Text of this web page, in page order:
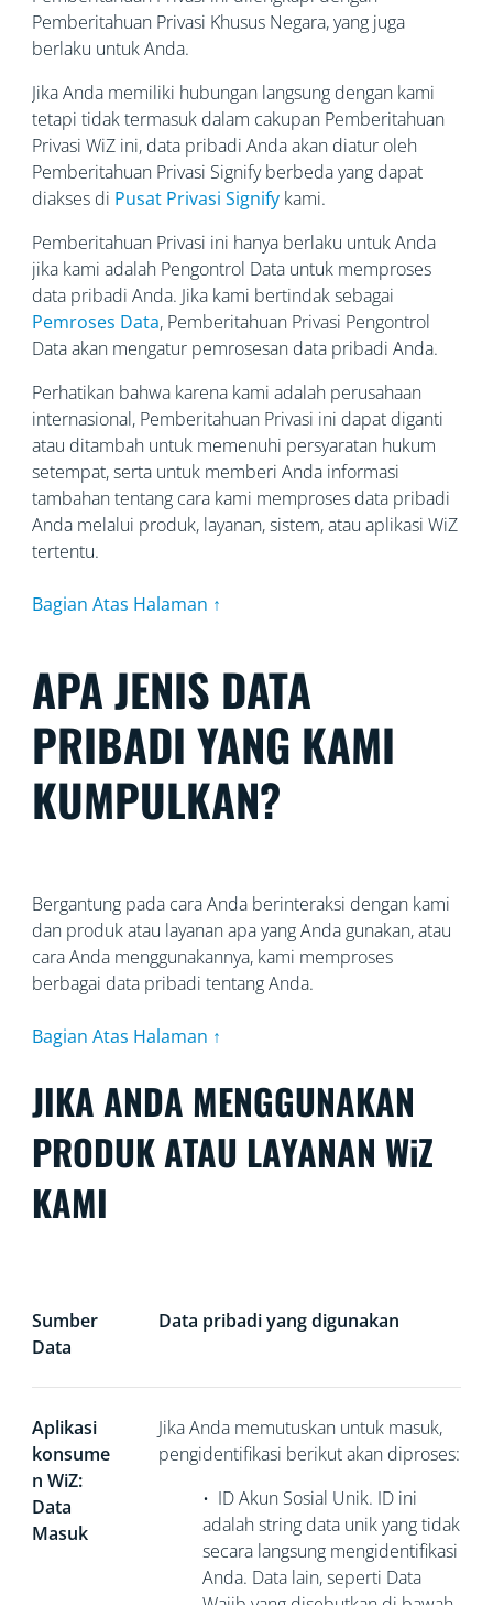
Pemberitahuan Privasi Khusus Negara, yang juga
berlaku untuk Anda.
Jika Anda memiliki hubungan langsung dengan kami
tetapi tidak termasuk dalam cakupan Pemberitahuan
Privasi WiZ ini, data pribadi Anda akan diatur oleh
Pemberitahuan Privasi Signify berbeda yang dapat
diakses di Pusat Privasi Signifykami.
Pemberitahuan Privasi ini hanya berlaku untuk Anda
jika kami adalah Pengontrol Data untuk memproses
data pribadi Anda. Jika kami bertindak sebagai
Pemroses Data, Pemberitahuan Privasi Pengontrol
Data akan mengatur pemrosesan data pribadi Anda.
Perhatikan bahwa karena kami adalah perusahaan
internasional, Pemberitahuan Privasi ini dapat diganti
atau ditambah untuk memenuhi persyaratan hukum
setempat, serta untuk memberi Anda informasi
tambahan tentang cara kami memproses data pribadi
Anda melalui produk, layanan, sistem, atau aplikasi WiZ
tertentu.
Bagian Atas Halaman ↑
APA JENIS DATA
PRIBADI YANG KAMI
KUMPULKAN?
Bergantung pada cara Anda berinteraksi dengan kami
dan produk atau layanan apa yang Anda gunakan, atau
cara Anda menggunakannya, kami memproses
berbagai data pribadi tentang Anda.
Bagian Atas Halaman ↑
JIKA ANDA MENGGUNAKAN
PRODUK ATAU LAYANAN WiZ
KAMI
Sumber
Data
Data pribadi yang digunakan
Aplikasi
konsume
n WiZ:
Data
Masuk
Jika Anda memutuskan untuk masuk,
pengidentifikasi berikut akan diproses:
• ID Akun Sosial Unik. ID ini
adalah string data unik yang tidak
secara langsung mengidentifikasi
Anda. Data lain, seperti Data